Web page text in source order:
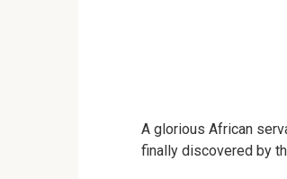
A glorious African
finally discovered by